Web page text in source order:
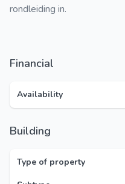
rondleiding in.
Financial
Availability
Building
Type of property